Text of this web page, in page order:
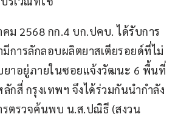
ม 2568 กก.4 บก.ปคบ. ได้รับการ
การลักลอบผลิตยาสเตียรอยด์ที่ไม่
ยาอยู่ภายในซอยแจ้งวัฒนะ 6 พื้นที่
กสี่ กรุงเทพฯ จึงได้ร่วมกันนำกำลัง
รตรวจค้นพบ น.ส.ปณิธี (สงวน